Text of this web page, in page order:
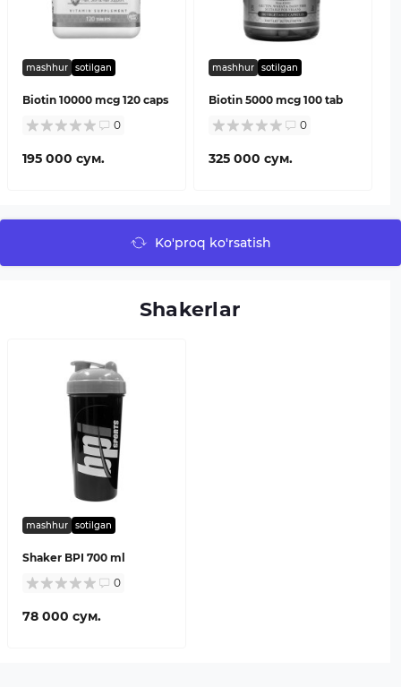
mashhur sotilgan
Biotin 10000 mcg 120 caps
0
195 000 сум.
mashhur sotilgan
Biotin 5000 mcg 100 tab
0
325 000 сум.
Ko'proq ko'rsatish
Shakerlar
mashhur sotilgan
Shaker BPI 700 ml
0
78 000 сум.